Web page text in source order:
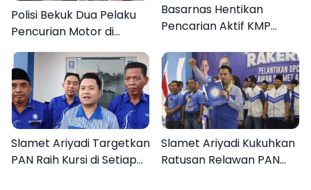
Polisi Bekuk Dua Pelaku
Pencurian Motor di
Bajrasokah Sampang
Basarnas Hentikan
Pencarian Aktif KMP
Orang Masih Hilang
Slamet Ariyadi Targetkan
PAN Raih Kursi di Setiap
Slamet Ariyadi Kukuhkan
Ratusan Relawan PAN